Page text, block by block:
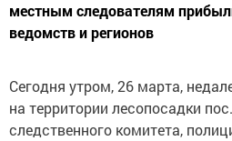
местным следователям
ведомств и регионов
Сегодня утром, 26 марта,
на территории лесопосадки
следственного комитета,